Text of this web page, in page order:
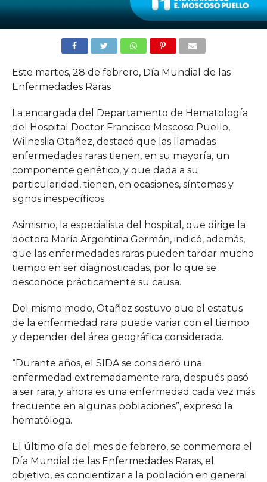
Este martes, 28 de febrero, Día Mundial de las
Enfermedades Raras
La encargada del Departamento de Hematología
del Hospital Doctor Francisco Moscoso Puello,
Wilneslia Otañez, destacó que las llamadas
enfermedades raras tienen, en su mayoría, un
componente genético, y que dada a su
particularidad, tienen, en ocasiones, síntomas y
signos inespecíficos.
Asimismo, la especialista del hospital, que dirige la
doctora María Argentina Germán, indicó, además,
que las enfermedades raras pueden tardar mucho
tiempo en ser diagnosticadas, por lo que se
desconoce prácticamente su causa.
Del mismo modo, Otañez sostuvo que el estatus
de la enfermedad rara puede variar con el tiempo
y depender del área geográfica considerada.
“Durante años, el SIDA se consideró una
enfermedad extremadamente rara, después pasó
a ser rara, y ahora es una enfermedad cada vez más
frecuente en algunas poblaciones”, expresó la
hematóloga.
El último día del mes de febrero, se conmemora el
Día Mundial de las Enfermedades Raras, el
objetivo, es concientizar a la población en general